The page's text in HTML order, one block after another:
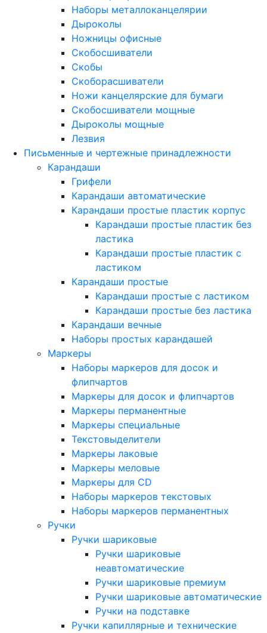
Наборы металлоканцелярии
Дыроколы
Ножницы офисные
Скобосшиватели
Скобы
Скоборасшиватели
Ножи канцелярские для бумаги
Скобосшиватели мощные
Дыроколы мощные
Лезвия
Письменные и чертежные принадлежности
Карандаши
Грифели
Карандаши автоматические
Карандаши простые пластик корпус
Карандаши простые пластик без
ластика
Карандаши простые пластик с
ластиком
Карандаши простые
Карандаши простые с ластиком
Карандаши простые без ластика
Карандаши вечные
Наборы простых карандашей
Маркеры
Наборы маркеров для досок и
флипчартов
Маркеры для досок и флипчартов
Маркеры перманентные
Маркеры специальные
Текстовыделители
Маркеры лаковые
Маркеры меловые
Маркеры для CD
Наборы маркеров текстовых
Наборы маркеров перманентных
Ручки
Ручки шариковые
Ручки шариковые
неавтоматические
Ручки шариковые премиум
Ручки шариковые автоматические
Ручки на подставке
Ручки капиллярные и технические